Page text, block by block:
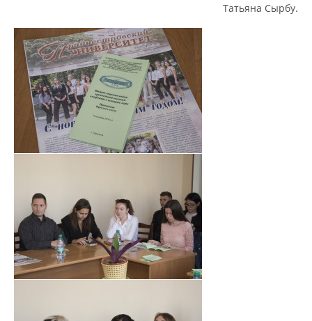
Татьяна Сырбу.